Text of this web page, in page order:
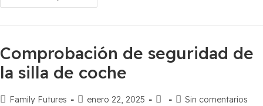
Comprobación de seguridad de
la silla de coche
Family Futures enero 22, 2025 Sin comentarios